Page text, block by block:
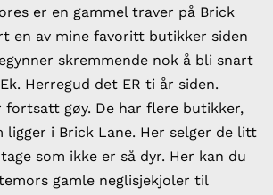
er en gammel traver på Brick
en av mine favoritt butikker siden
skremmende nok å bli snart
Herregud det ER ti år siden.
fortsatt gøy. De har flere butikker,
i Brick Lane. Her selger de litt
som ikke er så dyr. Her kan du
gamle neglisjekjoler til